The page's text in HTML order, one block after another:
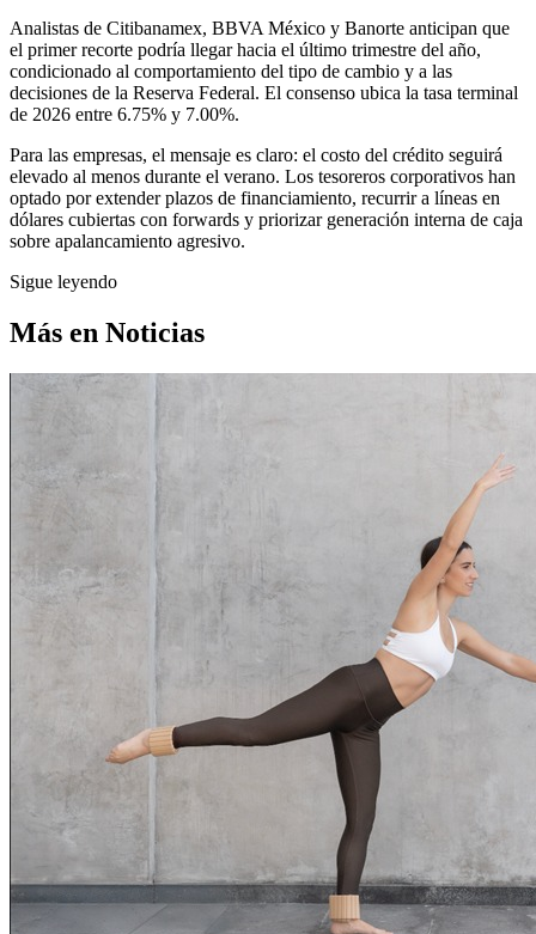
Analistas de Citibanamex, BBVA México y Banorte anticipan que
el primer recorte podría llegar hacia el último trimestre del año,
condicionado al comportamiento del tipo de cambio y a las
decisiones de la Reserva Federal. El consenso ubica la tasa terminal
de 2026 entre 6.75% y 7.00%.
Para las empresas, el mensaje es claro: el costo del crédito seguirá
elevado al menos durante el verano. Los tesoreros corporativos han
optado por extender plazos de financiamiento, recurrir a líneas en
dólares cubiertas con forwards y priorizar generación interna de caja
sobre apalancamiento agresivo.
Sigue leyendo
Más en Noticias